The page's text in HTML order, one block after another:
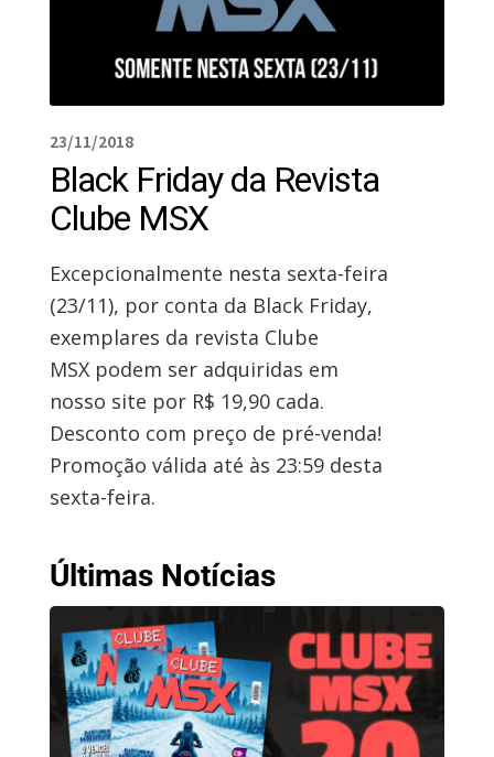
23/11/2018
Black Friday da Revista
Clube MSX
Excepcionalmente nesta sexta-feira
(23/11), por conta da Black Friday,
exemplares da revista Clube
MSX podem ser adquiridas em
nosso site por R$ 19,90 cada.
Desconto com preço de pré-venda!
Promoção válida até às 23:59 desta
sexta-feira.
Últimas Notícias